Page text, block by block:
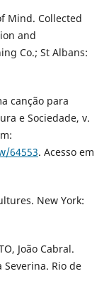
Mind. Collected
and
Co.; St Albans:
canção para
e Sociedade, v.
64553. Acesso em
New York:
João Cabral.
Rio de